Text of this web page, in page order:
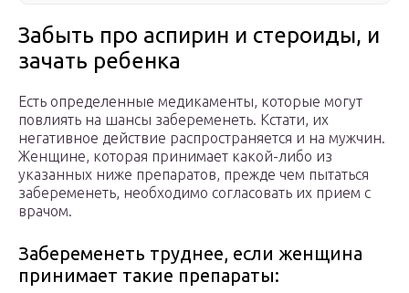
Забыть про аспирин и стероиды, и
зачать ребенка
Есть определенные медикаменты, которые могут
повлиять на шансы забеременеть. Кстати, их
негативное действие распространяется и на мужчин.
Женщине, которая принимает какой-либо из
указанных ниже препаратов, прежде чем пытаться
забеременеть, необходимо согласовать их прием с
врачом.
Забеременеть труднее, если женщина
принимает такие препараты: